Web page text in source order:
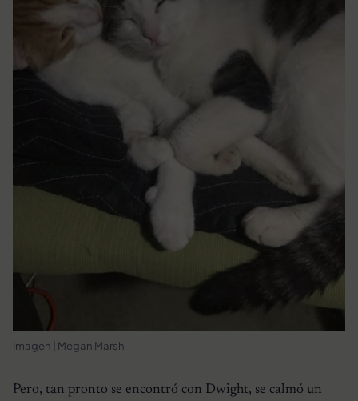
Imagen | Megan Marsh
Pero, tan pronto se encontró con Dwight, se calmó un